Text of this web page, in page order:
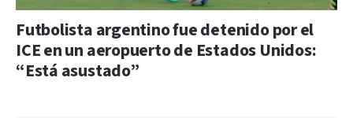
Futbolista argentino fue detenido por el
ICE en un aeropuerto de Estados Unidos:
“Está asustado”